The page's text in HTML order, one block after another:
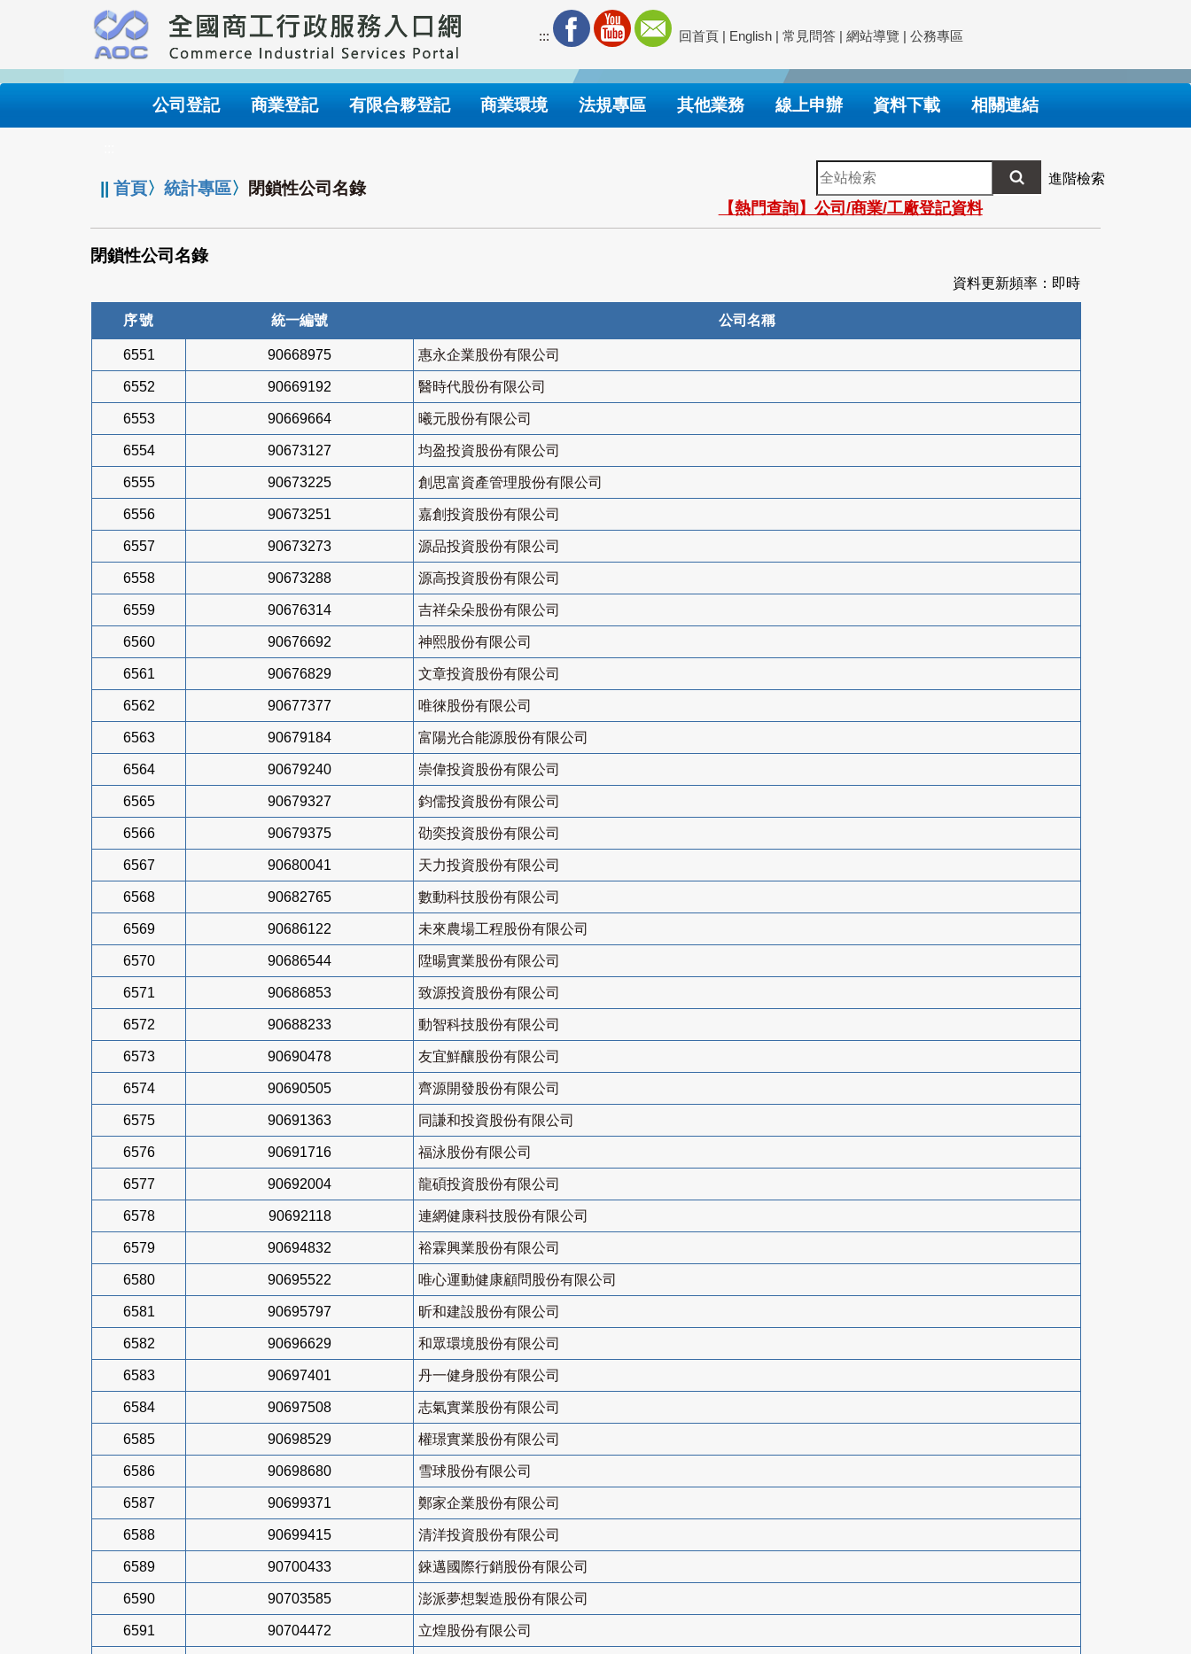
要
內
::: 回首頁 | English | 常見問答 | 網站導覽 | 公務專區
公司登記 商業登記 有限合夥登記 商業環境 法規專區 其他業務 線上申辦 資料下載 相關連結
||首頁〉統計專區〉 閉鎖性公司名錄
全
站
檢
索
進階檢索
【熱門查詢】公司/商業/工廠登記資料
閉鎖性公司名錄
資料更新頻率：即時
序號 統一編號 公司名稱
6551 90668975 惠永企業股份有限公司
6552 90669192 醫時代股份有限公司
6553 90669664 曦元股份有限公司
6554 90673127 均盈投資股份有限公司
6555 90673225 創思富資產管理股份有限公司
6556 90673251 嘉創投資股份有限公司
6557 90673273 源品投資股份有限公司
6558 90673288 源高投資股份有限公司
6559 90676314 吉祥朵朵股份有限公司
6560 90676692 神熙股份有限公司
6561 90676829 文章投資股份有限公司
6562 90677377 唯徠股份有限公司
6563 90679184 富陽光合能源股份有限公司
6564 90679240 崇偉投資股份有限公司
6565 90679327 鈞儒投資股份有限公司
6566 90679375 劭奕投資股份有限公司
6567 90680041 天力投資股份有限公司
6568 90682765 數動科技股份有限公司
6569 90686122 未來農場工程股份有限公司
6570 90686544 陞暘實業股份有限公司
6571 90686853 致源投資股份有限公司
6572 90688233 動智科技股份有限公司
6573 90690478 友宜鮮釀股份有限公司
6574 90690505 齊源開發股份有限公司
6575 90691363 同謙和投資股份有限公司
6576 90691716 福泳股份有限公司
6577 90692004 龍碩投資股份有限公司
6578 90692118 連網健康科技股份有限公司
6579 90694832 裕霖興業股份有限公司
6580 90695522 唯心運動健康顧問股份有限公司
6581 90695797 昕和建設股份有限公司
6582 90696629 和眾環境股份有限公司
6583 90697401 丹一健身股份有限公司
6584 90697508 志氣實業股份有限公司
6585 90698529 權璟實業股份有限公司
6586 90698680 雪球股份有限公司
6587 90699371 鄭家企業股份有限公司
6588 90699415 清洋投資股份有限公司
6589 90700433 錸邁國際行銷股份有限公司
6590 90703585 澎派夢想製造股份有限公司
6591 90704472 立煌股份有限公司